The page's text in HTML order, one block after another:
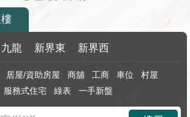
九龍 新界東 新界西
居屋/資助房屋 商舖 工商 車位
村屋
服務式住宅 綠表 一手新盤